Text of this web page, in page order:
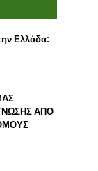
Ελλάδα:
ΑΠΟ